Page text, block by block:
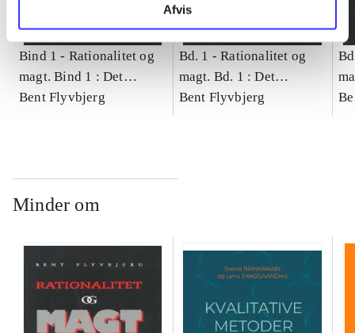
Afvis
Bind 1 - Rationalitet og
magt. Bind 1 : Det
konkretes videnskab
Bent Flyvbjerg
Bd. 1 -Rationalitet og
magt. Bd. 1 : Det
konkretes videnskab
Bent Flyvbjerg
Minder om